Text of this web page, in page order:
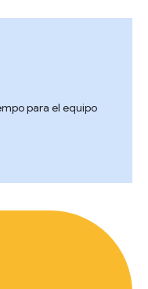
para el equipo